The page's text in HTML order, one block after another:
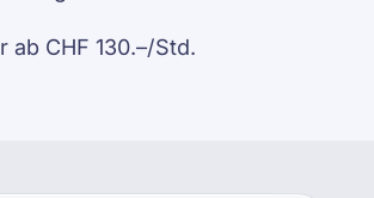
ab CHF 130.–/Std.